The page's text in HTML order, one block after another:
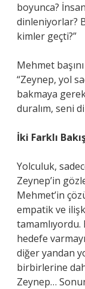
boyunca?
dinleniyorlar?
kimler geçti?”
Mehmet
“Zeynep, yol
bakmaya
duralım, seni
İki Farklı
Yolculuk,
Zeynep’in
Mehmet’in
empatik ve
hedefe
diğer yandan
birbirlerine
Zeynep…